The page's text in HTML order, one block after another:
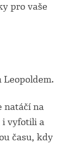
pro vaše
natáčí na
i vyfotili a
času, kdy